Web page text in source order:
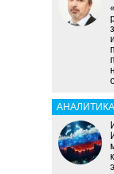
АНАЛИТИКА